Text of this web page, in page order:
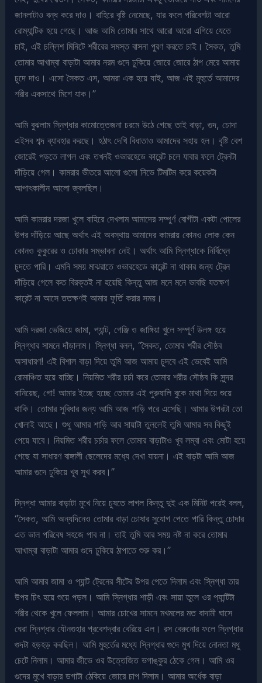
জানলাটাও বন্ধ করে দাও। বাহিরে বৃষ্টি নেমেছে, যার ফলে পরিবেশটা আরো
রোম্যান্টিক হয়ে গেছে। আজ আমি তোমার সাথে আরো আরো এগিয়ে যেতে
চাই, এই চল্লিশ মিনিটে শরীরের সমস্ত বাসনা পুরণ করতে চাই। সৈকত, তুমি
তোমার আখাম্বা বাড়াটা আমার নরম গুদে ঢুকিয়ে জোরে জোরে ঠাপ মেরে আমায়
চুদে দাও। এসো সৈকত এস, আমরা এক হয়ে যাই, আজ এই মুহুর্তে আমাদের
শরীর একসাথে মিশে যাক।”
আমি বুঝলাম স্নিগ্ধার কামোত্তেজনা চরমে উঠে গেছে তাই বাড়া, গুদ, চোদা
এইসব শব্দ ব্যাবহার করছে। হঠাৎ দেখি বিধাতাও আমাদের সহায় হল। বৃষ্টি বেশ
জোরেই পড়তে লাগল এবং তখনই ওভারহেডে কারেন্ট চলে যাবার ফলে ট্রেনটা
দাঁড়িয়ে গেল। কামরার ভীতরে আলো গুলো নিভে টিমটিম করে কয়েকটা
আপাৎকালীন আলো জ্বলছিল।
আমি কামরার দরজা খুলে বাহিরে দেখলাম আমাদের সম্পুর্ণ বোগীটা একটা পোলের
উপর দাঁড়িয়ে আছে অর্থাৎ এই অবস্থায় আমাদের কামরায় কোনও লোক কেন
কোনও কুকুরের ও ঢোকার সম্ভাবনা নেই। অর্থাৎ আমি স্নিগ্ধাকে নির্বিঘ্নে
চুদতে পারি। এমনি সময় মাঝরাতে ওভারহেডে কারেন্ট না থাকার জন্য ট্রেন
দাঁড়িয়ে গেলে কত বিরক্তই না হয়েছি কিন্তু আজ মনে মনে ভাবছি যতক্ষণ
কারেন্ট না আসে ততক্ষণই আমার ফুর্তি করার সময়।
আমি দরজা ভেজিয়ে জামা, প্যান্ট, গেঞ্জি ও জাঙ্গিয়া খুলে সম্পূর্ণ উলঙ্গ হয়ে
স্নিগ্ধার সামনে দাঁড়ালাম। স্নিগ্ধা বলল, “সৈকত, তোমার শরীর সৌষ্ঠব
অসাধারণ! এই বিশাল বাড়া দিয়ে তুমি আজ আমায় চুদবে এই ভেবেই আমি
রোমাঞ্চিত হয়ে যাচ্ছি। নিয়মিত শরীর চর্চা করে তোমার শরীর সৌষ্ঠব কি সুন্দর
বানিয়েছ, গো! আমার ইচ্ছে হচ্ছে তোমার এই পুরুষালি বুকে মাথা দিয়ে শুয়ে
থাকি। তোমার সুবিধার জন্য আমি আজ শাড়ি পরে এসেছি। আমার উপরটা তো
খোলাই আছে। শুধু আমার শাড়ি আর সায়াটা তুললেই তুমি আমার সব কিছুই
পেয়ে যাবে। নিয়মিত শরীর চর্চার ফলে তোমার বাড়াটাও খূব লম্বা এবং মোটা হয়ে
গেছে যা সাধারণ বাঙ্গালী ছেলেদের মধ্যে দেখা যায়না। এই বাড়টা আমি আজ
আমার গুদে ঢুকিয়ে খূব সুখ করব।”
স্নিগ্ধা আমার বাড়াটা মুখে নিয়ে চুষতে লাগল কিন্তু দুই এক মিনিট পরেই বলল,
“সৈকত, আমি অন্যদিনেও তোমার বাড়া চোষার সুযোগ পেতে পারি কিন্তু চোদার
এত ভাল পরিবেষ সহজে পাব না। তাই তুমি আর সময় নষ্ট না করে তোমার
আখাম্বা বাড়াটা আমার গুদে ঢুকিয়ে ঠাপাতে শুরু কর।”
আমি আমার জামা ও প্যান্ট ট্রেনের সীটের উপর পেতে দিলাম এবং স্নিগ্ধা তার
উপর চিৎ হয়ে শুয়ে পড়ল। আমি স্নিগ্ধার শাড়ী এবং সায়া তুলে ওর প্যান্টিটা
শরীর থেকে খুলে ফেললাম। আমার চোখের সামনে মখমলের মত বাদামী ঘাসে
ঘেরা স্নিগ্ধার যৌনগুহার প্রবেশদ্বার বেরিয়ে এল। রস বেরুনোর ফলে স্নিগ্ধার
গুদটা হড়হড় করছিল। আমি মুহুর্তের মধ্যে স্নিগ্ধার গুদে মুখ দিয়ে নোনতা মধু
চেটে নিলাম। আমার জীভে ওর উত্তেজিত ভগাঙ্কুর ঠেকে গেল। আমি ওর
গুদের মুখে বাড়ার ডগাটা ঠেকিয়ে জোরে চাপ দিলাম। আমার অর্ধেক বাড়া